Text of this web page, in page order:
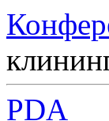
PDA